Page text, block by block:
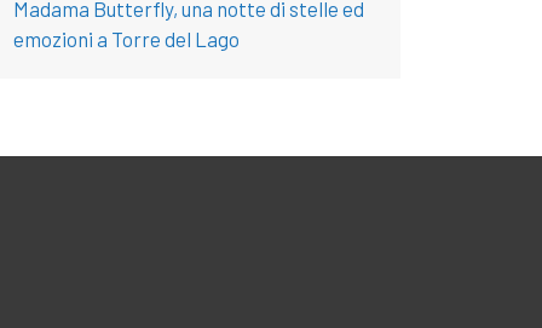
Madama Butterfly, una notte di stelle ed
emozioni a Torre del Lago